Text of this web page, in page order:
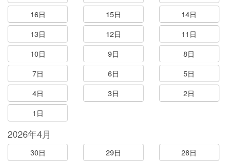
16日
15日
14日
13日
12日
11日
10日
9日
8日
7日
6日
5日
4日
3日
2日
1日
2026年4月
30日 29日
28日